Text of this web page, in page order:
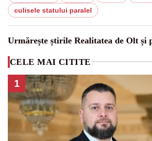
culisele statului paralel
Urmărește știrile Realitatea de Olt și
CELE MAI CITITE
1